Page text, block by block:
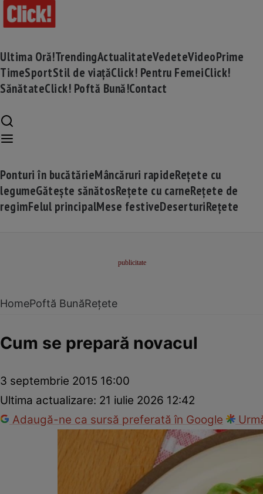
Ultima Oră!TrendingActualitateVedeteVideoPrime
TimeSportStil de viațăClick! Pentru FemeiClick!
SănătateClick! Poftă Bună!Contact
Ponturi în bucătărieMâncăruri rapideRețete cu
legumeGătește sănătosRețete cu carneRețete de
regimFelul principalMese festiveDeserturiRețete
HomePoftă BunăRețete
Cum se prepară novacul
3 septembrie 2015 16:00
Ultima actualizare: 21 iulie 2026 12:42
Adaugă-ne ca sursă preferată în Google